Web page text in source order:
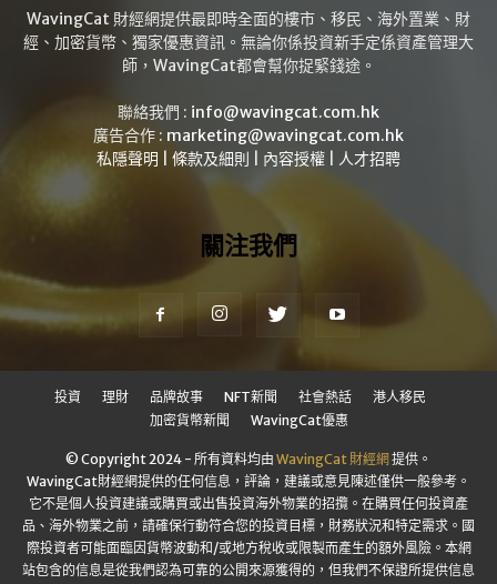
WavingCat 財經網提供最即時全面的樓市、移民、海外置業、財
經、加密貨幣、獨家優惠資訊。無論你係投資新手定係資產管理大
師，WavingCat都會幫你捉緊錢途。
聯絡我們 : info@wavingcat.com.hk
廣告合作 : marketing@wavingcat.com.hk
私隱聲明
條款及細則 內容授權 人才招聘
關注我們
投資 理財 品牌故事 NFT新聞 社會熱話
港人移民
加密貨幣新聞
WavingCat優惠
© Copyright 2024 - 所有資料均由 WavingCat 財經網提供。
WavingCat財經網提供的任何信息，評論，建議或意見陳述僅供一般參考。
它不是個人投資建議或購買或出售投資海外物業的招攬。在購買任何投資產
品、海外物業之前，請確保行動符合您的投資目標，財務狀況和特定需求。國
際投資者可能面臨因貨幣波動和/或地方稅收或限製而產生的額外風險。本網
站包含的信息是從我們認為可靠的公開來源獲得的，但我們不保證所提供信息